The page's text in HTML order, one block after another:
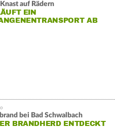
auf Rädern
EIN
AB
bei Bad Schwalbach
BRANDHERD ENTDECKT